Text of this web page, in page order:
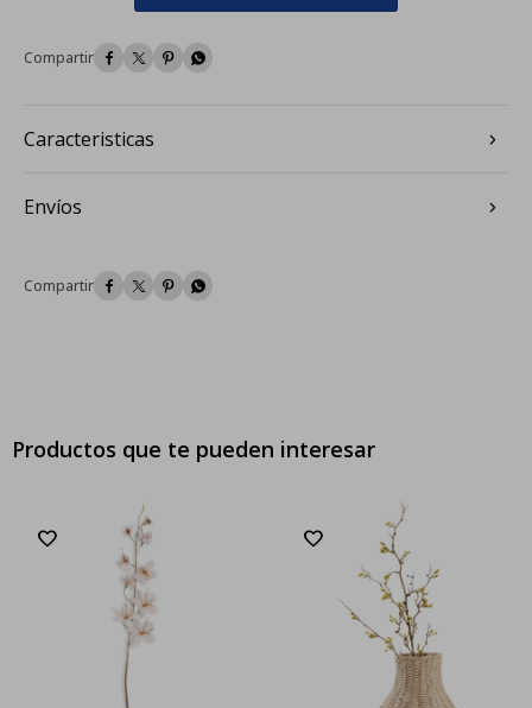
   
Caracteristicas
Envíos
   
Productos que te pueden interesar